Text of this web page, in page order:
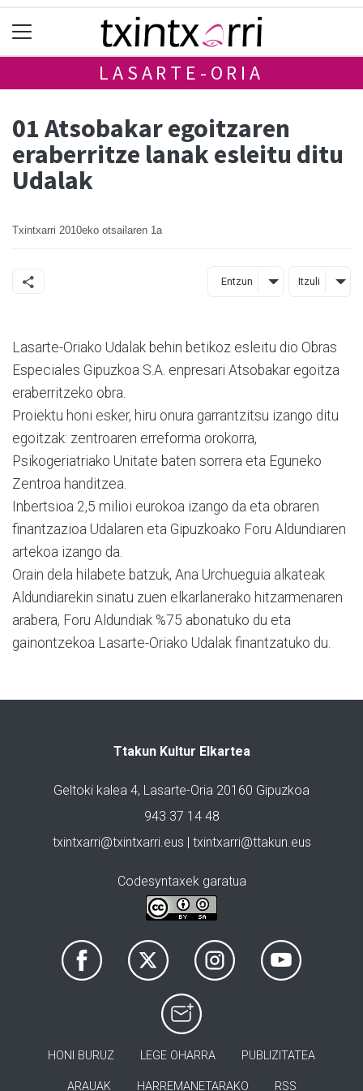
LASARTE-ORIA
01 Atsobakar egoitzaren
eraberritze lanak esleitu ditu
Udalak
Txintxarri 2010eko otsailaren 1a
Entzun Itzuli
Lasarte-Oriako Udalak behin betikoz esleitu dio Obras
Especiales Gipuzkoa S.A. enpresari Atsobakar egoitza
eraberritzeko obra.
Proiektu honi esker, hiru onura garrantzitsu izango ditu
egoitzak: zentroaren erreforma orokorra,
Psikogeriatriako Unitate baten sorrera eta Eguneko
Zentroa handitzea.
Inbertsioa 2,5 milioi eurokoa izango da eta obraren
finantzazioa Udalaren eta Gipuzkoako Foru Aldundiaren
artekoa izango da.
Orain dela hilabete batzuk, Ana Urchueguia alkateak
Aldundiarekin sinatu zuen elkarlanerako hitzarmenaren
arabera, Foru Aldundiak %75 abonatuko du eta
gainontzekoa Lasarte-Oriako Udalak finantzatuko du.
Ttakun Kultur Elkartea
Geltoki kalea 4, Lasarte-Oria 20160 Gipuzkoa
943 37 14 48
txintxarri@txintxarri.eus | txintxarri@ttakun.eus
Codesyntaxek garatua
HONI BURUZ LEGE OHARRA PUBLIZITATEA
ARAUAK HARREMANETARAKO RSS